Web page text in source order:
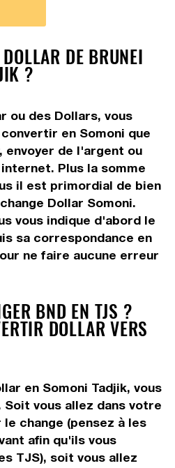
DE BRUNEI
?
ou des Dollars, vous
en Somoni que
envoyer de l'argent ou
Plus la somme
il est primordial de bien
Dollar Somoni.
vous indique d'abord le
sa correspondance en
ne faire aucune erreur
BND EN TJS ?
DOLLAR VERS
en Somoni Tadjik, vous
Soit vous allez dans votre
change (pensez à les
afin qu'ils vous
TJS), soit vous allez